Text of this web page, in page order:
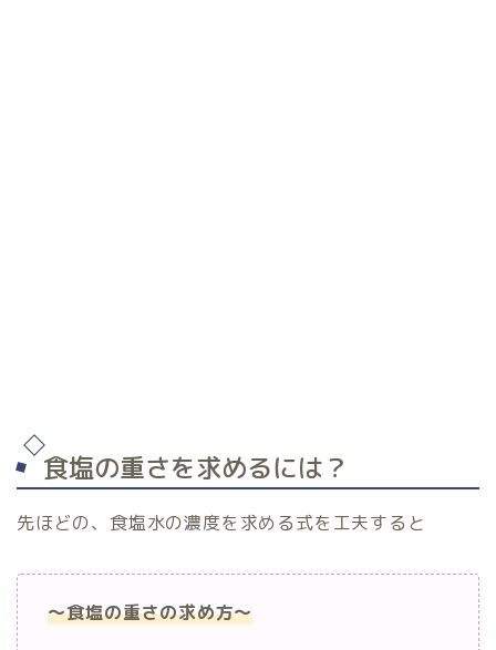
30%
食塩の重さを求めるには？
先ほどの、食塩水の濃度を求める式を工夫すると
～食塩の重さの求め方～